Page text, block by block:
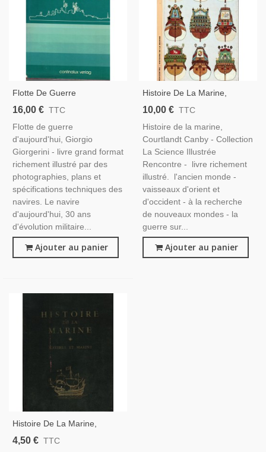
Flotte De Guerre
D'aujourd'hui, Giorgio
Navires, Sous-Marin,
Transports, Marine Militaire
16,00 € TTC
Flotte de guerre
d'aujourd'hui, Giorgio
Giorgerini - livre grand format
richement illustré par des
photographies, plans et
spécifications techniques des
navires. Le navire
d'aujourd'hui, 30 ans
d'évolution militaire...
Ajouter au panier
Histoire De La Marine,
Courtlandt Canby, 1962 - ,
Science Illustrée, Rencontre,
10,00 € TTC
Histoire de la marine,
Courtlandt Canby - Collection
La Science Illustrée
Rencontre - livre richement
illustré. l'ancien monde -
vaisseaux d'orient et
d'occident - à la recherche
de nouveaux mondes - la
guerre sur...
Ajouter au panier
Histoire De La Marine,
Maîtres Et Marins, De La
4,50 € TTC